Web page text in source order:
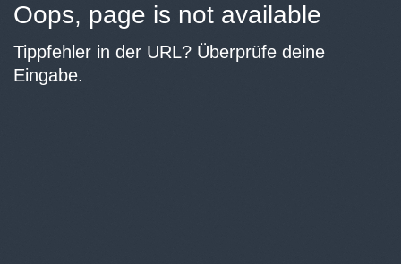
Oops, page is not available
Tippfehler in der URL? Überprüfe deine
Eingabe.